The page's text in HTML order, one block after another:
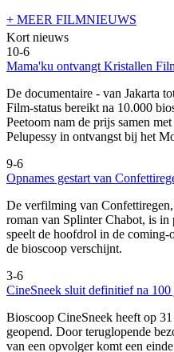
+ MEER FILMNIEUWS
Kort nieuws
10-6
Mama'ku ontvangt Kristallen
De documentaire - van Jakarta
Film-status bereikt na 10.000
Peetoom nam de prijs samen
Pelupessy in ontvangst bij het
9-6
Opnames gestart van
De verfilming van
roman van Splinter Chabot, is
speelt de hoofdrol in de
de bioscoop verschijnt.
3-6
CineSneek sluit definitief na 100
Bioscoop CineSneek heeft op
geopend. Door teruglopende
van een opvolger komt een